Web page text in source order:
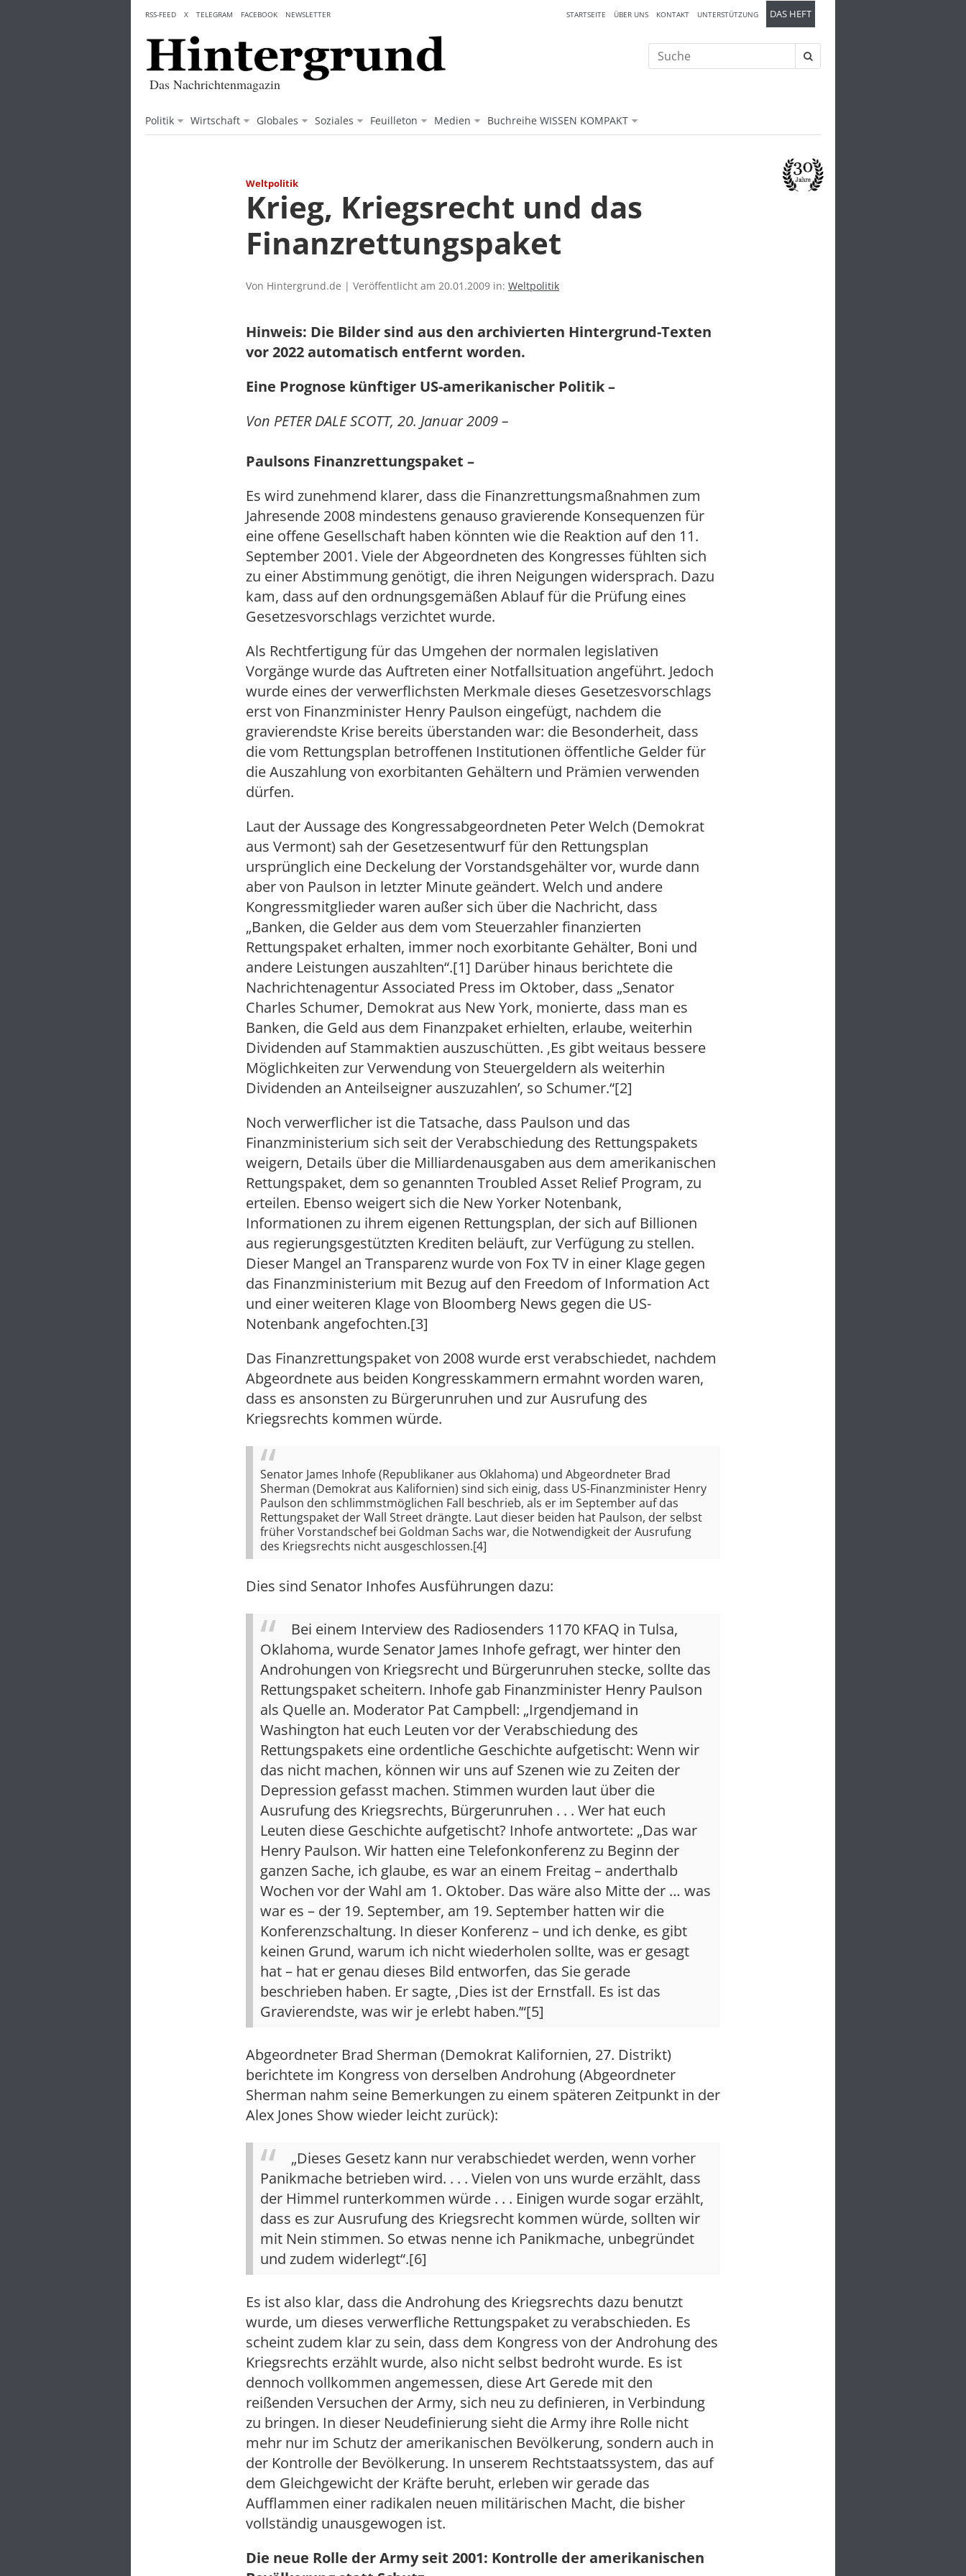
content
Das Nachrichtenmagazin
Politik Wirtschaft Globales Soziales Feuilleton Medien Buchreihe WISSEN KOMPAKT
STARTSEITE ÜBER UNS KONTAKT UNTERSTÜTZUNG DAS HEFT
RSS-FEED X TELEGRAM FACEBOOK NEWSLETTER
Suche
nach:
Weltpolitik
Krieg, Kriegsrecht und das
Finanzrettungspaket
Von Hintergrund.de | Veröffentlicht am 20.01.2009 in: Weltpolitik
Hinweis: Die Bilder sind aus den archivierten Hintergrund-Texten
vor 2022 automatisch entfernt worden.
Eine Prognose künftiger US-amerikanischer Politik –
Von PETER DALE SCOTT, 20. Januar 2009 –
Paulsons Finanzrettungspaket –
Es wird zunehmend klarer, dass die Finanzrettungsmaßnahmen zum
Jahresende 2008 mindestens genauso gravierende Konsequenzen für
eine offene Gesellschaft haben könnten wie die Reaktion auf den 11.
September 2001. Viele der Abgeordneten des Kongresses fühlten sich
zu einer Abstimmung genötigt, die ihren Neigungen widersprach. Dazu
kam, dass auf den ordnungsgemäßen Ablauf für die Prüfung eines
Gesetzesvorschlags verzichtet wurde.
Als Rechtfertigung für das Umgehen der normalen legislativen
Vorgänge wurde das Auftreten einer Notfallsituation angeführt. Jedoch
wurde eines der verwerflichsten Merkmale dieses Gesetzesvorschlags
erst von Finanzminister Henry Paulson eingefügt, nachdem die
gravierendste Krise bereits überstanden war: die Besonderheit, dass
die vom Rettungsplan betroffenen Institutionen öffentliche Gelder für
die Auszahlung von exorbitanten Gehältern und Prämien verwenden
dürfen.
Laut der Aussage des Kongressabgeordneten Peter Welch (Demokrat
aus Vermont) sah der Gesetzesentwurf für den Rettungsplan
ursprünglich eine Deckelung der Vorstandsgehälter vor, wurde dann
aber von Paulson in letzter Minute geändert. Welch und andere
Kongressmitglieder waren außer sich über die Nachricht, dass
„Banken, die Gelder aus dem vom Steuerzahler finanzierten
Rettungspaket erhalten, immer noch exorbitante Gehälter, Boni und
andere Leistungen auszahlten“.[1] Darüber hinaus berichtete die
Nachrichtenagentur Associated Press im Oktober, dass „Senator
Charles Schumer, Demokrat aus New York, monierte, dass man es
Banken, die Geld aus dem Finanzpaket erhielten, erlaube, weiterhin
Dividenden auf Stammaktien auszuschütten. ‚Es gibt weitaus bessere
Möglichkeiten zur Verwendung von Steuergeldern als weiterhin
Dividenden an Anteilseigner auszuzahlen’, so Schumer.“[2]
Noch verwerflicher ist die Tatsache, dass Paulson und das
Finanzministerium sich seit der Verabschiedung des Rettungspakets
weigern, Details über die Milliardenausgaben aus dem amerikanischen
Rettungspaket, dem so genannten Troubled Asset Relief Program, zu
erteilen. Ebenso weigert sich die New Yorker Notenbank,
Informationen zu ihrem eigenen Rettungsplan, der sich auf Billionen
aus regierungsgestützten Krediten beläuft, zur Verfügung zu stellen.
Dieser Mangel an Transparenz wurde von Fox TV in einer Klage gegen
das Finanzministerium mit Bezug auf den Freedom of Information Act
und einer weiteren Klage von Bloomberg News gegen die US-
Notenbank angefochten.[3]
Das Finanzrettungspaket von 2008 wurde erst verabschiedet, nachdem
Abgeordnete aus beiden Kongresskammern ermahnt worden waren,
dass es ansonsten zu Bürgerunruhen und zur Ausrufung des
Kriegsrechts kommen würde.
Senator James Inhofe (Republikaner aus Oklahoma) und Abgeordneter Brad
Sherman (Demokrat aus Kalifornien) sind sich einig, dass US-Finanzminister Henry
Paulson den schlimmstmöglichen Fall beschrieb, als er im September auf das
Rettungspaket der Wall Street drängte. Laut dieser beiden hat Paulson, der selbst
früher Vorstandschef bei Goldman Sachs war, die Notwendigkeit der Ausrufung
des Kriegsrechts nicht ausgeschlossen.[4]
Dies sind Senator Inhofes Ausführungen dazu:
Bei einem Interview des Radiosenders 1170 KFAQ in Tulsa,
Oklahoma, wurde Senator James Inhofe gefragt, wer hinter den
Androhungen von Kriegsrecht und Bürgerunruhen stecke, sollte das
Rettungspaket scheitern. Inhofe gab Finanzminister Henry Paulson
als Quelle an. Moderator Pat Campbell: „Irgendjemand in
Washington hat euch Leuten vor der Verabschiedung des
Rettungspakets eine ordentliche Geschichte aufgetischt: Wenn wir
das nicht machen, können wir uns auf Szenen wie zu Zeiten der
Depression gefasst machen. Stimmen wurden laut über die
Ausrufung des Kriegsrechts, Bürgerunruhen . . . Wer hat euch
Leuten diese Geschichte aufgetischt? Inhofe antwortete: „Das war
Henry Paulson. Wir hatten eine Telefonkonferenz zu Beginn der
ganzen Sache, ich glaube, es war an einem Freitag – anderthalb
Wochen vor der Wahl am 1. Oktober. Das wäre also Mitte der … was
war es – der 19. September, am 19. September hatten wir die
Konferenzschaltung. In dieser Konferenz – und ich denke, es gibt
keinen Grund, warum ich nicht wiederholen sollte, was er gesagt
hat – hat er genau dieses Bild entworfen, das Sie gerade
beschrieben haben. Er sagte, ‚Dies ist der Ernstfall. Es ist das
Gravierendste, was wir je erlebt haben.’“[5]
Abgeordneter Brad Sherman (Demokrat Kalifornien, 27. Distrikt)
berichtete im Kongress von derselben Androhung (Abgeordneter
Sherman nahm seine Bemerkungen zu einem späteren Zeitpunkt in der
Alex Jones Show wieder leicht zurück):
„Dieses Gesetz kann nur verabschiedet werden, wenn vorher
Panikmache betrieben wird. . . . Vielen von uns wurde erzählt, dass
der Himmel runterkommen würde . . . Einigen wurde sogar erzählt,
dass es zur Ausrufung des Kriegsrecht kommen würde, sollten wir
mit Nein stimmen. So etwas nenne ich Panikmache, unbegründet
und zudem widerlegt“.[6]
Es ist also klar, dass die Androhung des Kriegsrechts dazu benutzt
wurde, um dieses verwerfliche Rettungspaket zu verabschieden. Es
scheint zudem klar zu sein, dass dem Kongress von der Androhung des
Kriegsrechts erzählt wurde, also nicht selbst bedroht wurde. Es ist
dennoch vollkommen angemessen, diese Art Gerede mit den
reißenden Versuchen der Army, sich neu zu definieren, in Verbindung
zu bringen. In dieser Neudefinierung sieht die Army ihre Rolle nicht
mehr nur im Schutz der amerikanischen Bevölkerung, sondern auch in
der Kontrolle der Bevölkerung. In unserem Rechtstaatssystem, das auf
dem Gleichgewicht der Kräfte beruht, erleben wir gerade das
Aufflammen einer radikalen neuen militärischen Macht, die bisher
vollständig unausgewogen ist.
Die neue Rolle der Army seit 2001: Kontrolle der amerikanischen